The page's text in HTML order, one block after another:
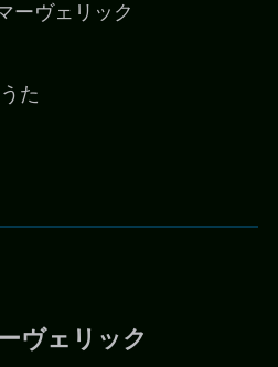
ーヴェリック
た
ヴェリック